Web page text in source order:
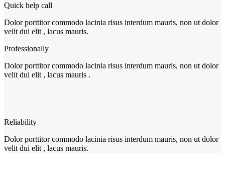
Quick help call
Dolor porttitor commodo lacinia risus interdum mauris, non ut dolor
velit dui elit , lacus mauris.
Professionally
Dolor porttitor commodo lacinia risus interdum mauris, non ut dolor
velit dui elit , lacus mauris .
Reliability
Dolor porttitor commodo lacinia risus interdum mauris, non ut dolor
velit dui elit , lacus mauris.